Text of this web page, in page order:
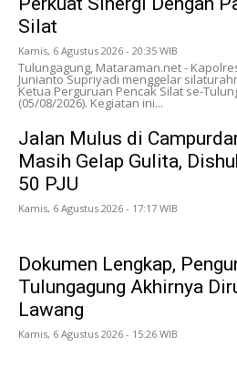
Silat
Kamis, 6 Agustus 2026 - 20:35 WIB
Tulungagung, Mataraman.net -
Junianto Supriyadi menggelar
Ketua Perguruan Pencak Silat se-
(05/08/2026). Kegiatan ini...
Jalan Mulus di
Masih Gelap Gulita,
50 PJU
Kamis, 6 Agustus 2026 - 17:17 WIB
Dokumen Lengkap,
Tulungagung Akhirnya
Lawang
Kamis, 6 Agustus 2026 - 15:26 WIB